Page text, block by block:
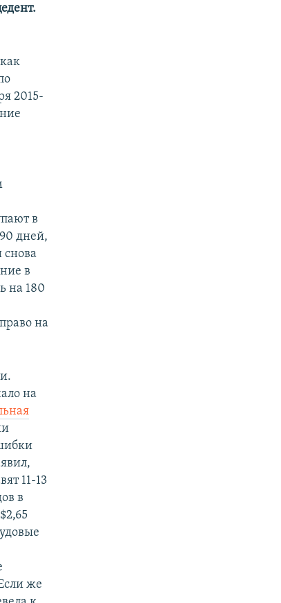
2015-
в
дней,
снова
в
на 180
на
на
11-13
в
же